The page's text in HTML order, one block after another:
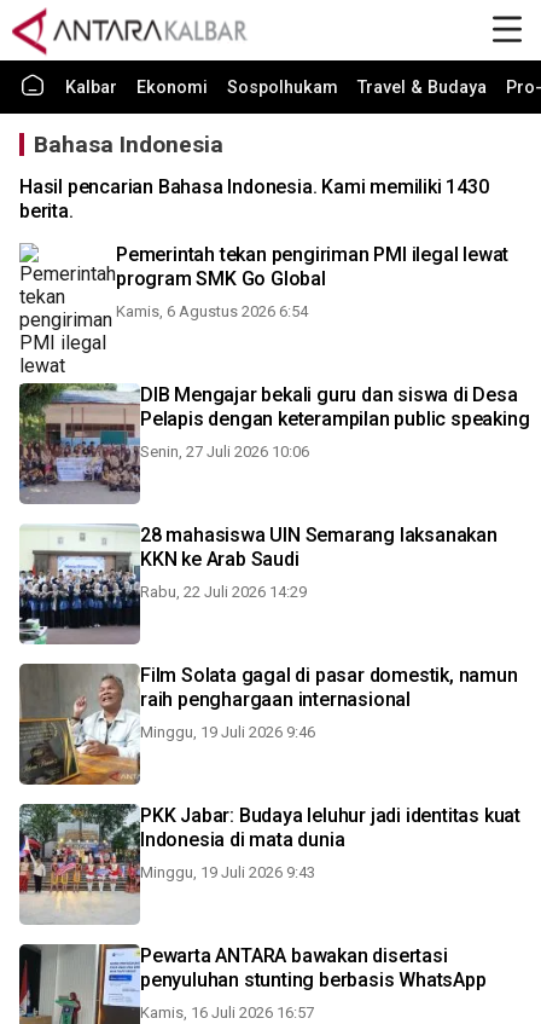
Kalbar Ekonomi Sospolhukam Travel & Budaya
Bahasa Indonesia
Hasil pencarian Bahasa Indonesia. Kami memiliki 1430
berita.
Pemerintah tekan pengiriman PMI ilegal lewat
program SMK Go Global
Kamis, 6 Agustus 2026 6:54
DIB Mengajar bekali guru dan siswa di Desa
Pelapis dengan keterampilan public speaking
Senin, 27 Juli 2026 10:06
28 mahasiswa UIN Semarang laksanakan
KKN ke Arab Saudi
Rabu, 22 Juli 2026 14:29
Film Solata gagal di pasar domestik, namun
raih penghargaan internasional
Minggu, 19 Juli 2026 9:46
PKK Jabar: Budaya leluhur jadi identitas kuat
Indonesia di mata dunia
Minggu, 19 Juli 2026 9:43
Pewarta ANTARA bawakan disertasi
penyuluhan stunting berbasis WhatsApp
Kamis, 16 Juli 2026 16:57